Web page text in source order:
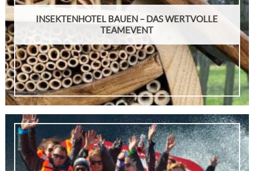
INSEKTENHOTEL BAUEN – DAS WERTVOLLE
TEAMEVENT